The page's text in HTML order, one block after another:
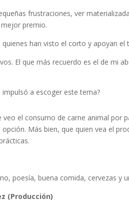
frustraciones, ver
premio.
han visto el corto y apoyan el
El que más recuerdo es el de mi
a escoger este tema?
el consumo de carne animal por
Más bien, que quien vea el
poesía, buena comida, cervezas y
(Producción)